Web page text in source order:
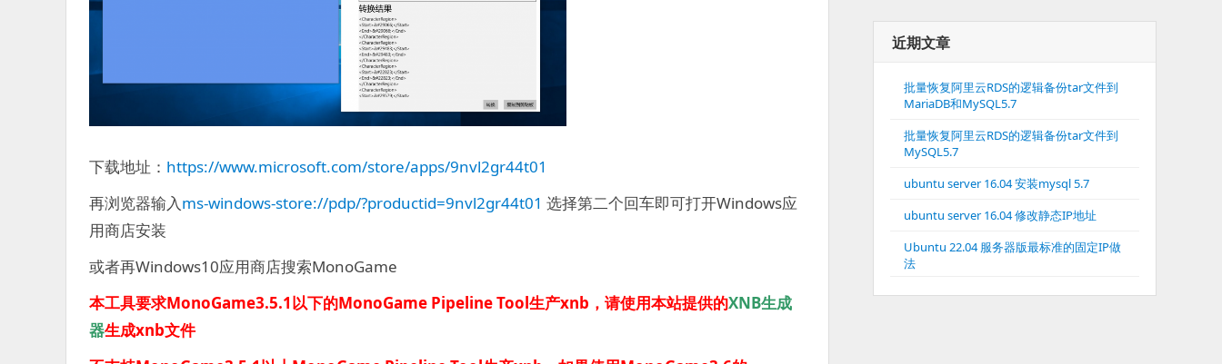
下载地址： https://www.microsoft.com/store/apps/9nvl2gr44t01
再浏览器输入ms-windows-store://pdp/?productid=9nvl2gr44t01 选择第二个回车即可打开Windows应
用商店安装
或者再Windows10应用商店搜索MonoGame
本工具要求MonoGame3.5.1以下的MonoGame Pipeline Tool生产xnb，请使用本站提供的XNB生成
器生成xnb文件
近期文章
批量恢复阿里云RDS的逻辑备份tar文件到
MariaDB和MySQL5.7
批量恢复阿里云RDS的逻辑备份tar文件到
MySQL5.7
ubuntu server 16.04 安装mysql 5.7
ubuntu server 16.04 修改静态IP地址
Ubuntu 22.04 服务器版最标准的固定IP做
法